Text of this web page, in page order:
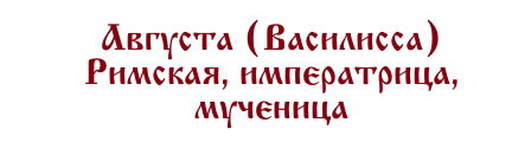
Августа (Василисса)
Римская, императрица,
мученица